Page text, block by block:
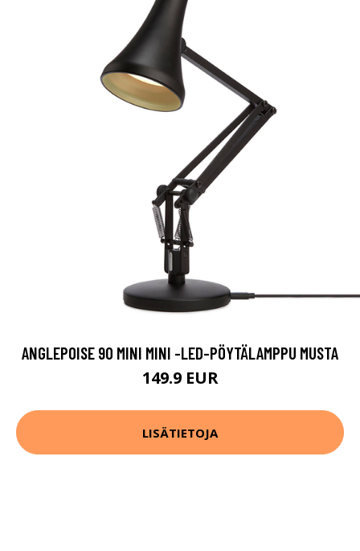
ANGLEPOISE 90 MINI MINI -LED-PÖYTÄLAMPPU MUSTA
149.9 EUR
LISÄTIETOJA